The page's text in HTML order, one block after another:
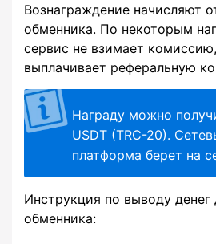
Вознаграждение начисляют
обменника. По некоторым
сервис не взимает
выплачивает реферальную
Награду можно
USDT (TRC-20).
платформа берет на
Инструкция по выводу денег
обменника: